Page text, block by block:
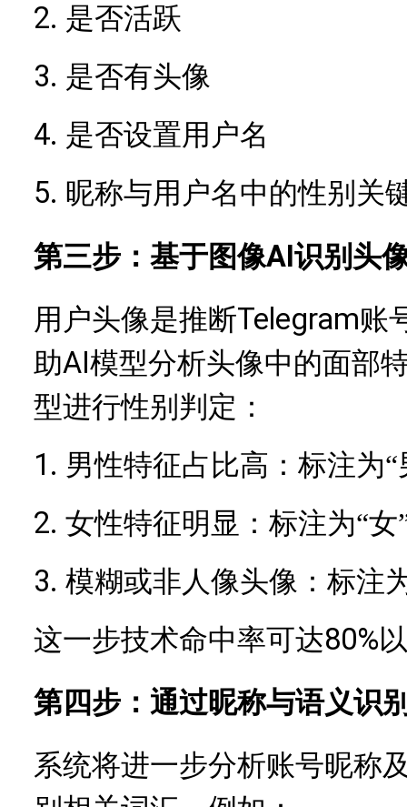
2. 是否活跃
3. 是否有头像
4. 是否设置用户名
5. 昵称与用户名中的性别关
第三步：基于图像AI识别头
用户头像是推断Telegram账
助AI模型分析头像中的面部
型进行性别判定：
1. 男性特征占比高：标注为“
2. 女性特征明显：标注为“女
3. 模糊或非人像头像：标注
这一步技术命中率可达80%
第四步：通过昵称与语义识
系统将进一步分析账号昵称